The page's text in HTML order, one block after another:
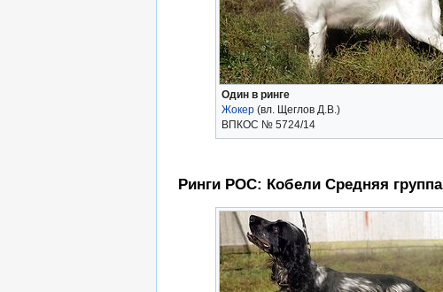
Один в ринге
Жокер(вл. Щеглов Д.В.)
ВПКОС № 5724/14
Ринги РОС: Кобели Средняя группа